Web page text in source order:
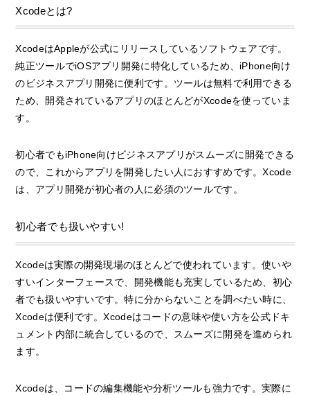
Xcodeとは?
XcodeはAppleが公式にリリースしているソフトウェアです。
純正ツールでiOSアプリ開発に特化しているため、iPhone向け
のビジネスアプリ開発に便利です。ツールは無料で利用できる
ため、開発されているアプリのほとんどがXcodeを使っていま
す。
初心者でもiPhone向けビジネスアプリがスムーズに開発できる
ので、これからアプリを開発したい人におすすめです。Xcode
は、アプリ開発が初心者の人に必須のツールです。
初心者でも扱いやすい!
Xcodeは実際の開発現場のほとんどで使われています。使いや
すいインターフェースで、開発機能も充実しているため、初心
者でも扱いやすいです。特に分からないことを調べたい時に、
Xcodeは便利です。Xcodeはコードの意味や使い方を公式ドキ
ュメント内部に統合しているので、スムーズに開発を進められ
ます。
Xcodeは、コードの編集機能や分析ツールも強力です。実際に